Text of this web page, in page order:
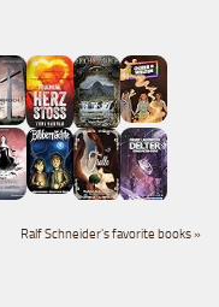
Ralf Schneider's favorite books »